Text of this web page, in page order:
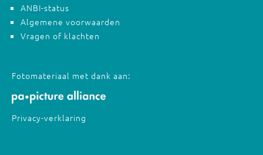
ANBI-status
Algemene voorwaarden
Vragen of klachten
Fotomateriaal met dank aan:
Privacy-verklaring